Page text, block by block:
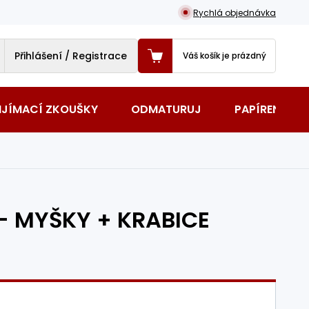
Rychlá objednávka
Přihlášení / Registrace Váš košík je prázdný
ZKOUŠKY ODMATURUJ PAPÍRENSKÉ
+ KRABICE